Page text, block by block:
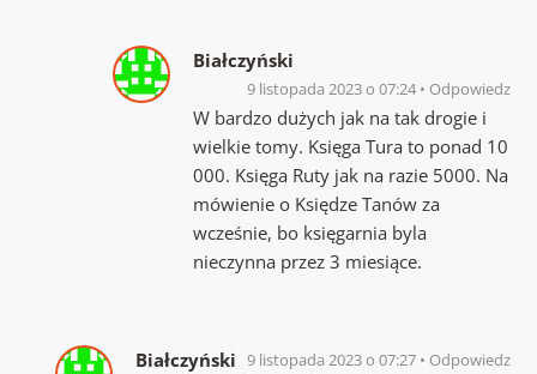
Białczyński
9 listopada 2023 o 07:24 Odpowiedz
W bardzo dużych jak na tak drogie i
wielkie tomy. Księga Tura to ponad 10
000. Księga Ruty jak na razie 5000. Na
mówienie o Księdze Tanów za
wcześnie, bo księgarnia byla
nieczynna przez 3 miesiące.
Białczyński 9 listopada 2023 o 07:27 Odpowiedz